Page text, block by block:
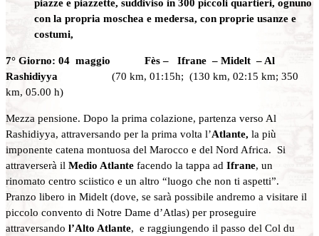
con la propria moschea e medersa, con proprie usanze e
costumi,
7° Giorno: 04 maggio Fès – Ifrane – Midelt – Al
Rashidiyya (70 km, 01:15h; (130 km, 02:15 km; 350
km, 05.00 h)
Mezza pensione. Dopo la prima colazione, partenza verso Al
Rashidiyya, attraversando per la prima volta l’Atlante, la più
imponente catena montuosa del Marocco e del Nord Africa. Si
attraverserà il Medio Atlante facendo la tappa ad Ifrane, un
rinomato centro sciistico e un altro “luogo che non ti aspetti”.
Pranzo libero in Midelt (dove, se sarà possibile andremo a visitare il
piccolo convento di Notre Dame d’Atlas) per proseguire
attraversando l’Alto Atlante, e raggiungendo il passo del Col du